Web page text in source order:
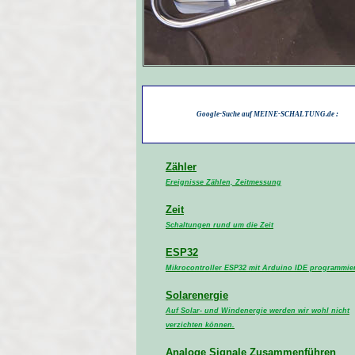
Google-Suche auf MEINE-SCHALTUNG.de :
Zähler
Ereignisse Zählen, Zeitmessung
Zeit
Schaltungen rund um die Zeit
ESP32
Mikrocontroller ESP32 mit Arduino IDE
Solarenergie
Auf Solar- und Windenergie werden wir wohl nicht
verzichten können.
Analoge Signale Zusammenführen